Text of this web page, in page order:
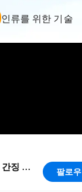
인류를 위한 기술
Black Pandora TV 간징 채널입니다 팔로우